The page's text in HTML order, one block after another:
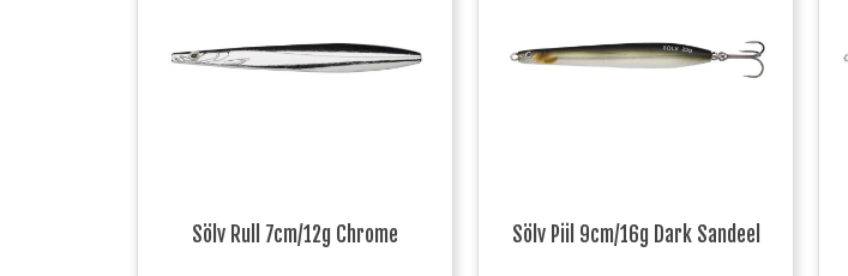
Sölv Rull 7cm/12g Chrome Sölv Piil 9cm/16g Dark Sandeel